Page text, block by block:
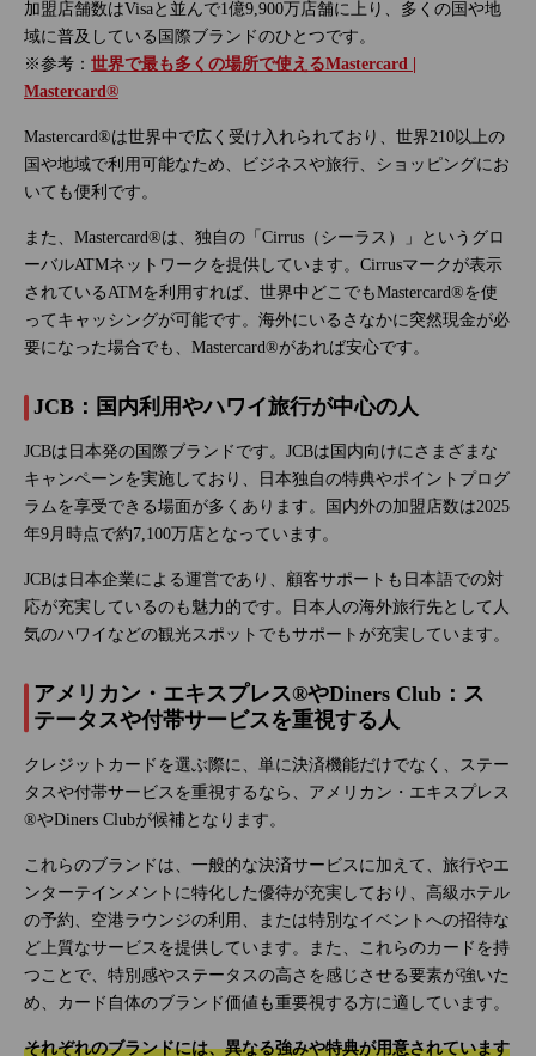
加盟店舗数はVisaと並んで1億9,900万店舗に上り、多くの国や地
域に普及している国際ブランドのひとつです。
※参考： 世界で最も多くの場所で使えるMastercard |
Mastercard®
Mastercard®は世界中で広く受け入れられており、世界210以上の
国や地域で利用可能なため、ビジネスや旅行、ショッピングにお
いても便利です。
また、Mastercard®は、独自の「Cirrus（シーラス）」というグロ
ーバルATMネットワークを提供しています。Cirrusマークが表示
されているATMを利用すれば、世界中どこでもMastercard®を使
ってキャッシングが可能です。海外にいるさなかに突然現金が必
要になった場合でも、Mastercard®があれば安心です。
JCB：国内利用やハワイ旅行が中心の人
JCBは日本発の国際ブランドです。JCBは国内向けにさまざまな
キャンペーンを実施しており、日本独自の特典やポイントプログ
ラムを享受できる場面が多くあります。国内外の加盟店数は2025
年9月時点で約7,100万店となっています。
JCBは日本企業による運営であり、顧客サポートも日本語での対
応が充実しているのも魅力的です。日本人の海外旅行先として人
気のハワイなどの観光スポットでもサポートが充実しています。
アメリカン・エキスプレス®やDiners Club：ス
テータスや付帯サービスを重視する人
クレジットカードを選ぶ際に、単に決済機能だけでなく、ステー
タスや付帯サービスを重視するなら、アメリカン・エキスプレス
®やDiners Clubが候補となります。
これらのブランドは、一般的な決済サービスに加えて、旅行やエ
ンターテインメントに特化した優待が充実しており、高級ホテル
の予約、空港ラウンジの利用、または特別なイベントへの招待な
ど上質なサービスを提供しています。また、これらのカードを持
つことで、特別感やステータスの高さを感じさせる要素が強いた
め、カード自体のブランド価値も重要視する方に適しています。
それぞれのブランドには、異なる強みや特典が用意されています